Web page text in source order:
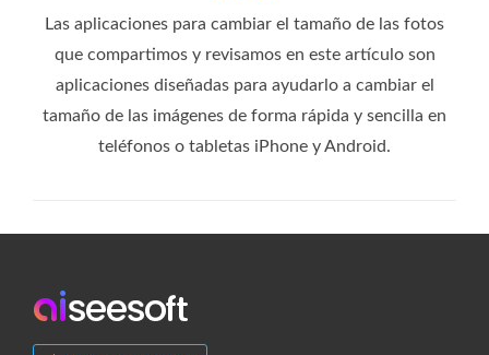
Las aplicaciones para cambiar el tamaño de las fotos
que compartimos y revisamos en este artículo son
aplicaciones diseñadas para ayudarlo a cambiar el
tamaño de las imágenes de forma rápida y sencilla en
teléfonos o tabletas iPhone y Android.